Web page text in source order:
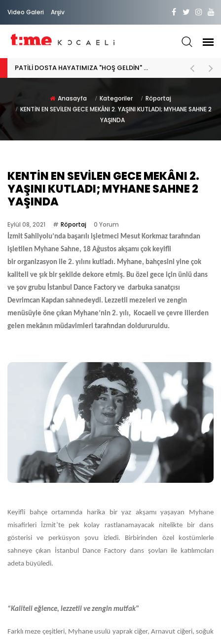
Video Galeri Arşiv
Anasayfa Kategoriler
Röportaj
KENTİN EN SEVİLEN GECE MEKÂNI 2. YAŞINI KUTLADI; MYHANE SAHNE 2
YAŞINDA
KENTİN EN SEVİLEN GECE MEKÂNI 2.
YAŞINI KUTLADI; MYHANE SAHNE 2
YAŞINDA
Eylül 08, 2021 Röportaj 0 Yorum
İzmit Sahilyolu’nda başarılı işletmeci Mesut Korkmaz tarafından
işletilen Myhane Sahne, 18 Ağustos akşamı çok keyifli
bir organizasyon ile 2. yılını kutladı. Myhane, bahçesini yine çok
kaliteli ve şık bir şekilde dekore etmiş. Bu özel gece için ünlü dans
ve şov grubu İstanbul Dance Factory ve darbuka sanatçısı
Devrimcan Kapdan sahnedeydi. Lezzetli mezeleri ve zengin
menüsüyle öne çıkan Myhane’nin 2. yılı, Kocaeli ve çevre illerden
gelen mekânın müdavimleri tarafından doldururuldu.
Keyifli bahçe ortamında harika bir yaz akşamı yaşayan Myhane
misafirleri İzmit’te pek kolay rastlanamayacak nitelikte bir dans
gösterisi ve perküsyon şovu izledi. Birbirinden özel kostümlerle
sahneye çıkan İstanbul Dance Factory dans şovları ile katılımcıları
adeta büyüledi.
“Kaliteli eğlence, lezzetli ve zengin mutfak"
Farklı meze çeşitleri, Myhane usulü yaprak ciğer, Arnavut ciğeri, soğuk